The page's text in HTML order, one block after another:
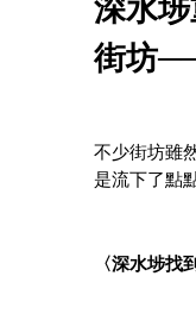
深水
街坊
不少街坊雖
是流下了點
〈深水埗找